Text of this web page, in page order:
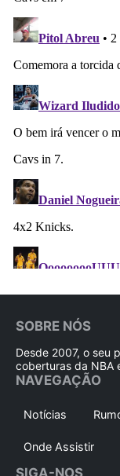
SOBRE NÓS
Desde 2007, o seu
coberturas da NBA
NAVEGAÇÃO
Notícias
Onde Assistir